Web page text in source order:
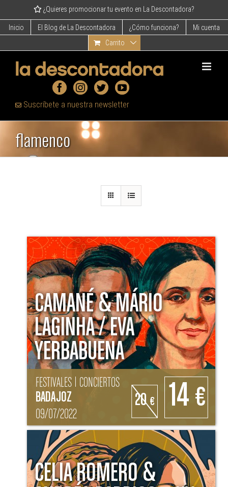
content
¿Quieres promocionar tu evento en La Descontadora?
Inicio El Blog de La Descontadora ¿Cómo funciona?
Mi cuenta
Carrito
Suscríbete a nuestra newsletter
flamenco
CAMANÉ & MÁRIO
LAGINHA / EVA
YERBABUENA
FESTIVALES | CONCIERTOS
BADAJOZ
09/07/2022
20€ 14 €
CELIA ROMERO &